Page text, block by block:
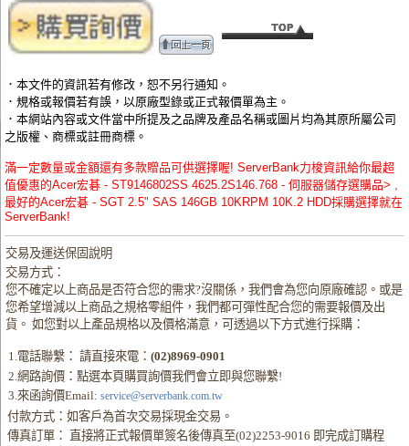
．本文件的資訊若有修改，恕不另行通知。
．規格或報價若有誤，以原廠型錄或正式報價單為主。
．本網站內容或文件當中所提及之品牌及產品名稱或圖片均為其原所屬公司
之版權、商標或註冊商標。
滿一定數量或金額還有多款贈品可供選擇喔! ServerBank力梭資訊給你最超
值優惠的Acer宏碁 - ST9146802SS 4625.2S146.768 - 伺服器儲存選購品> ,
最好的Acer宏碁 - SGT 2.5" SAS 146GB 10KRPM 10K.2 HDD採購選擇就在
ServerBank!
交易及運送保固說明
交易方式：
您不確定以上商品是否符合您的需求?沒關係，我們會為您向原廠確認。或是
您希望增減以上商品之規格零組件，我們都可彈性配合您的需要報價及出
貨。 如您對以上產品規格以及價格滿意，可透過以下方式進行採購：
1.電話聯繫： 請直接來電：(02)8969-0901
2.網路詢價：點選本頁購買詢價我們會立即與您聯繫!
3.來函詢價Email: service@serverbank.com.tw
付款方式：如客戶為首次交易採現金交易。
傳真訂單： 直接將正式報價單簽名後傳真至(02)2253-9016 即完成訂購程